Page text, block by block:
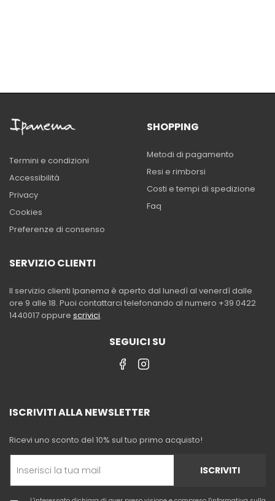
Termini e condizioni
Accessibilità
Privacy
Cookies
Preferenze di consenso
SHOPPING
Metodi di pagamento
Resi e rimborsi
Costi e tempi di spedizione
Faq
SERVIZIO CLIENTI
Il servizio clienti Ipanema è aperto dal lunedì al venerdì dalle
ore 9 alle 18. Puoi contattarci telefonando al numero +39 0422
1440017 oppure scrivici.
SEGUICI SU
ISCRIVITI ALLA NEWSLETTER
Ricevi uno sconto del 10% sul tuo primo acquisto!
ISCRIVITI